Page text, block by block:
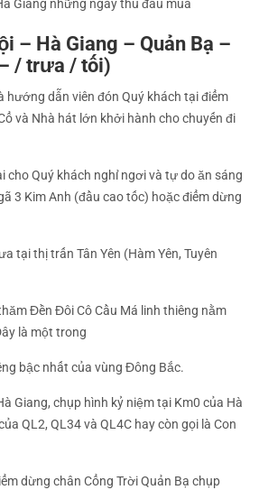
Giang những ngày thu đầu mùa
– Hà Giang – Quản Bạ –
/ trưa / tối)
hướng dẫn viên đón Quý khách tại điểm
và Nhà hát lớn khởi hành cho chuyến đi
cho Quý khách nghỉ ngơi và tự do ăn sáng
3 Kim Anh (đầu cao tốc) hoặc điểm dừng
tại thị trấn Tân Yên (Hàm Yên, Tuyên
Đền Đôi Cô Cầu Má linh thiêng nằm
là một trong
bậc nhất của vùng Đông Bắc.
Giang, chụp hình kỷ niệm tại Km0 của Hà
QL2, QL34 và QL4C hay còn gọi là Con
dừng chân Cổng Trời Quản Bạ chụp